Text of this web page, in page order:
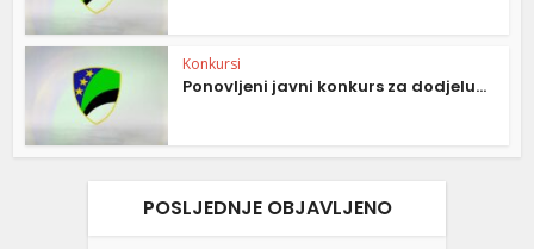
Konkursi
Ponovljeni javni konkurs za dodjelu...
POSLJEDNJE OBJAVLJENO